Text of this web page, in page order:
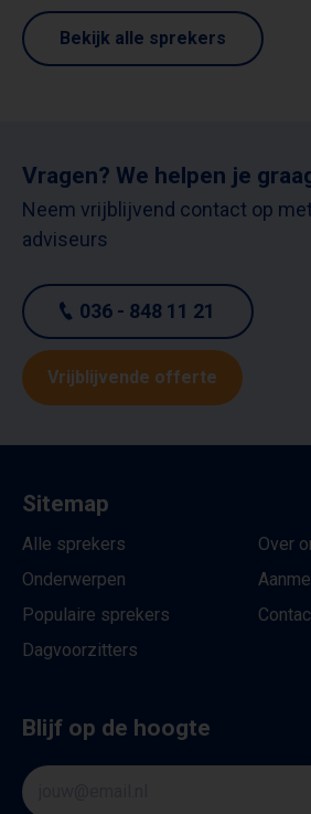
Bekijk alle sprekers
Vragen? We helpen je
Neem vrijblijvend contact op
adviseurs
036 - 848 11 21
Vrijblijvende offerte
Sitemap
Alle sprekers
Onderwerpen
Populaire sprekers
Dagvoorzitters
Over
Blijf op de hoogte